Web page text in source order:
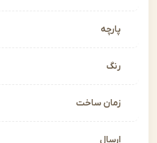
زمان ساخت